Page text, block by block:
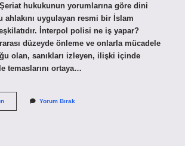
hukukunun yorumlarına göre dini
ahlakını uygulayan resmi bir İslam
İnterpol polisi ne iş yapar?
düzeyde önleme ve onlarla mücadele
olan, sanıkları izleyen, ilişki içinde
temaslarını ortaya…
Ahlak
Yorum Bırak